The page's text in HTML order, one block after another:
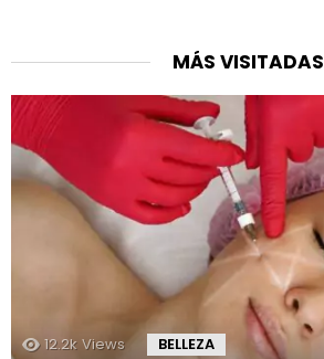
MÁS VISITADAS
12.2k Views BELLEZA